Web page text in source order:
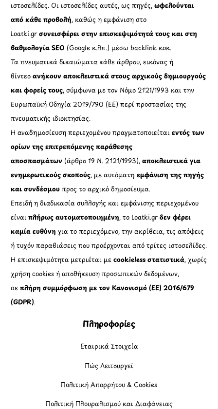
ιστοσελίδες. Οι ιστοσελίδες αυτές, ως πηγές,ωφελούνται
από κάθε προβολή, καθώς η εμφάνιση στο
Loatki.gr συνεισφέρει στην επισκεψιμότητά τους και στη
βαθμολογία SEO (Google κ.λπ.) μέσω backlink κοκ.
Τα πνευματικά δικαιώματα κάθε άρθρου, εικόνας ή
βίντεοανήκουν αποκλειστικά στους αρχικούς δημιουργούς
και φορείς τους, σύμφωνα με τον Νόμο 2121/1993 και την
Ευρωπαϊκή Οδηγία 2019/790 (ΕΕ) περί προστασίας της
πνευματικής ιδιοκτησίας.
Η αναδημοσίευση περιεχομένου πραγματοποιείταιεντός των
ορίων της επιτρεπόμενης παράθεσης
αποσπασμάτων (άρθρο 19 Ν. 2121/1993), αποκλειστικά για
ενημερωτικούς σκοπούς, με αυτόματηεμφάνιση της πηγής
και συνδέσμου προς το αρχικό δημοσίευμα.
Επειδή η διαδικασία συλλογής και εμφάνισης περιεχομένου
είναιπλήρως αυτοματοποιημένη, το Loatki.grδεν φέρει
καμία ευθύνη για το περιεχόμενο, την ακρίβεια, τις απόψεις
ή τυχόν παραβιάσεις που προέρχονται από τρίτες ιστοσελίδες.
Η επισκεψιμότητα μετριέται μεcookieless στατιστικά, χωρίς
χρήση cookies ή αποθήκευση προσωπικών δεδομένων,
σεπλήρη συμμόρφωση με τον Κανονισμό (ΕΕ) 2016/679
(GDPR).
Πληροφορίες
Εταιρικά Στοιχεία
Πώς Λειτουργεί
Πολιτική Απορρήτου & Cookies
Πολιτική Πλουραλισμού και Διαφάνειας